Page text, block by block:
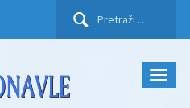
Pretraži: